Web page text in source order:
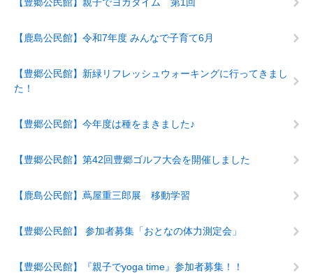
【鹿島公民館】令和7年度 みんなで子育て6月
【豊郷公民館】新緑リフレッシュウォーキングに行ってきまし
た！
【豊郷公民館】今年度は種をまきました♪
【豊郷公民館】第42回豊郷ゴルフ大会を開催しました
【鹿島公民館】蔦屋重三郎展 移動学習
【豊郷公民館】 参加者募集「おとなの体力測定会」
【豊郷公民館】『親子でyoga time』参加者募集！！